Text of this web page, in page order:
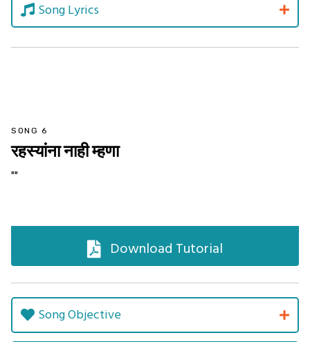
Song Lyrics
Download Tutorial
SONG 6
रहस्यांना नाही म्हणा
""
Song Objective